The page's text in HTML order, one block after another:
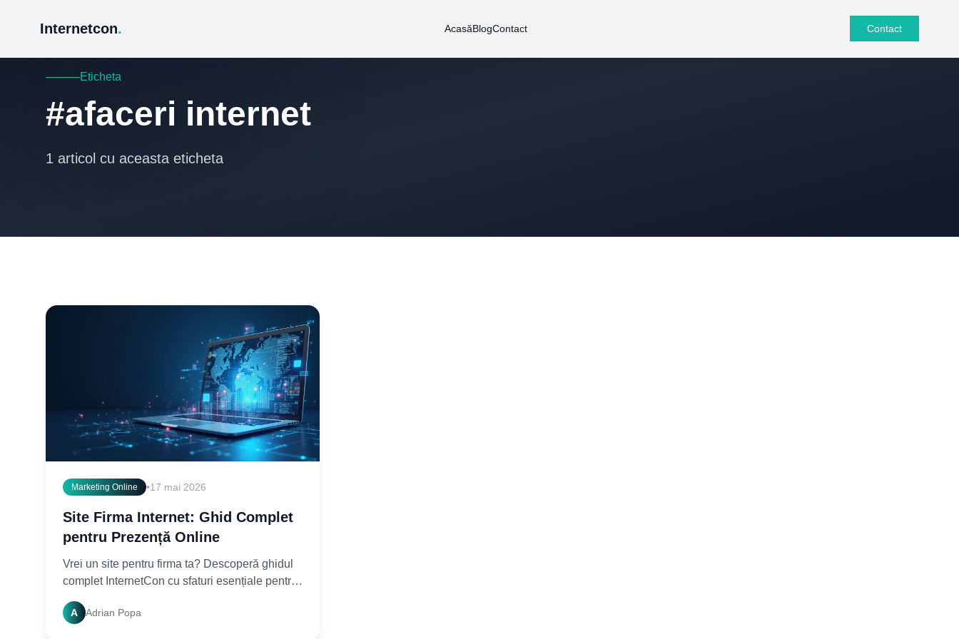
Internetcon. AcasăBlogContact Contact
Eticheta
#afaceri internet
1 articol cu aceasta eticheta
Marketing Online •17 mai 2026
Site Firma Internet: Ghid Complet
pentru Prezență Online
Vrei un site pentru firma ta? Descoperă ghidul
complet InternetCon cu sfaturi esențiale pentru
a crea o prezență online puternică. Începe
acum!
A Adrian Popa